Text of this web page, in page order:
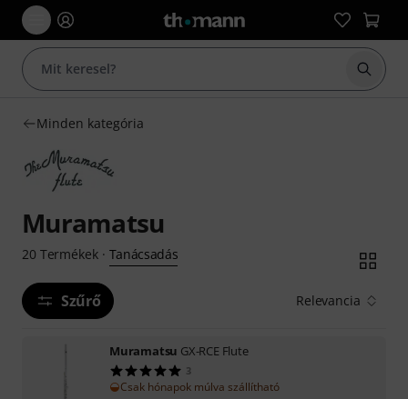
Minden kategória
Muramatsu
20 Termékek· Tanácsadás
Szűrő Relevancia
Muramatsu GX-RCE Flute
3
Csak hónapok múlva szállítható